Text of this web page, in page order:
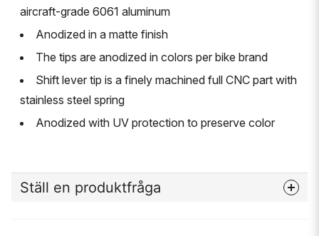
aircraft-grade 6061 aluminum
Anodized in a matte finish
The tips are anodized in colors per bike brand
Shift lever tip is a finely machined full CNC part with
stainless steel spring
Anodized with UV protection to preserve color
Ställ en produktfråga